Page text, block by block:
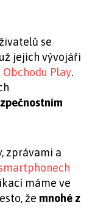
se
jejich vývojáři
Obchodu Play.
zprávami a
máme ve
že mnohé z